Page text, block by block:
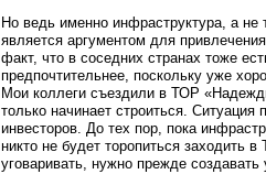
Но ведь именно инфраструктура, а не
является аргументом для
факт, что в соседних странах тоже
предпочтительнее, поскольку уже
Мои коллеги съездили в ТОР
только начинает строиться. Ситуация
инвесторов. До тех пор, пока
никто не будет торопиться заходить
уговаривать, нужно прежде создавать